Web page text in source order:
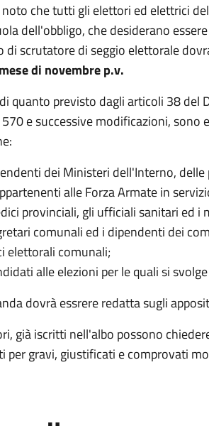
noto che tutti gli elettori ed elettrici
dell'obbligo, che desiderano
di scrutatore di seggio elettorale
di novembre p.v.
quanto previsto dagli articoli 38 del
e successive modificazioni,
dei Ministeri dell'Interno,
alle Forza Armate in
provinciali, gli ufficiali sanitari ed i
comunali ed i dipendenti dei
elettorali comunali;
alle elezioni per le quali si
dovrà essrere redatta sugli
già iscritti nell'albo possono
per gravi, giustificati e comprovati